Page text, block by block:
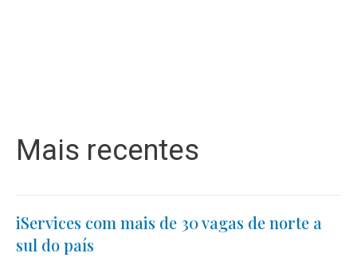
Mais recentes
iServices com mais de 30 vagas de norte a
sul do país